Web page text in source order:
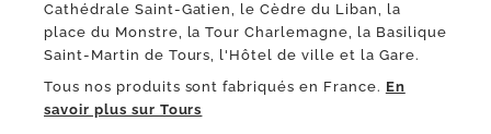
Cathédrale Saint-Gatien, le Cèdre du Liban, la
place du Monstre, la Tour Charlemagne, la Basilique
Saint-Martin de Tours, l'Hôtel de ville et la Gare.
Tous nos produits sont fabriqués en France. En
savoir plus sur Tours